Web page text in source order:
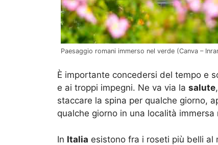
Paesaggio romani immerso nel verde (Canva –
È importante concedersi del tempo e
e ai troppi impegni. Ne va via la salute
staccare la spina per qualche giorno,
qualche giorno in una località immersa
In Italia esistono fra i roseti più belli al